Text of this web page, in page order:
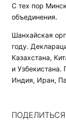
С тех пор
объединения.
Шанхайская
году.
Казахстана,
и Узбекистана.
Индия, Иран,